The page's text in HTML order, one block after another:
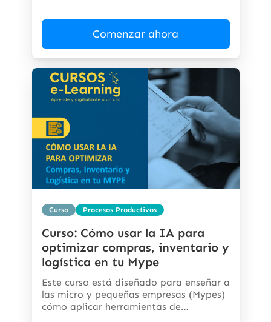
Comenzar ahora
Curso Procesos Productivos
Curso: Cómo usar la IA para
optimizar compras, inventario y
logística en tu Mype
Este curso está diseñado para enseñar a
las micro y pequeñas empresas (Mypes)
cómo aplicar herramientas de